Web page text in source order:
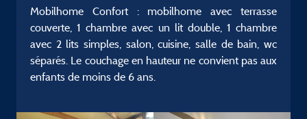
Mobilhome Confort : mobilhome avec terrasse
couverte, 1 chambre avec un lit double, 1 chambre
avec 2 lits simples, salon, cuisine, salle de bain, wc
séparés. Le couchage en hauteur ne convient pas aux
enfants de moins de 6 ans.